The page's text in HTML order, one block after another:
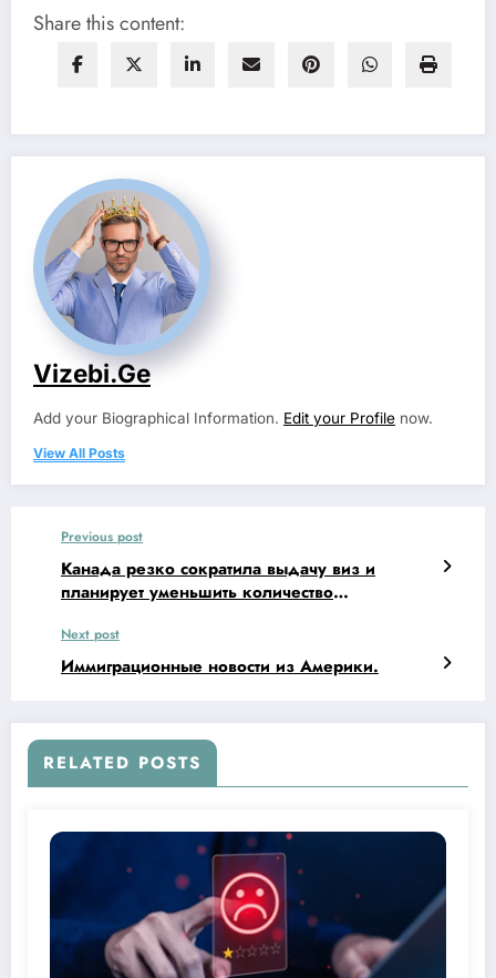
Share this content:
Vizebi.ge
Add your Biographical Information. Edit your Profile now.
View All Posts
Previous post
Канада резко сократила выдачу виз и
планирует уменьшить количество
Next post
Иммиграционные новости из Америки.
RELATED POSTS